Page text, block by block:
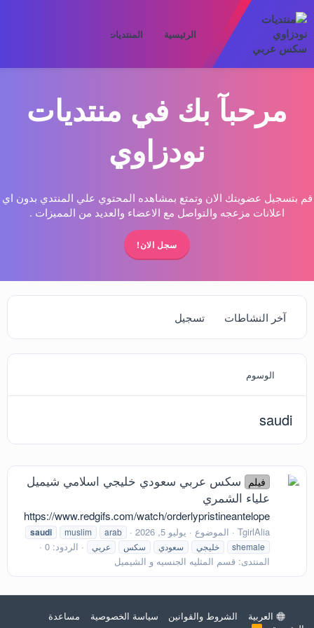
الرئيسية المنتديات
مرحبآ بك في منتديات
نودزاوي
قم بتسجيل عضويتك الان وتمتع بمشاهده المحتوي علي المنتدي بدون اي
اعلانات مزعجه والتواصل مع الاعضاء والعديد من المميزات .
سجل الان!
آخر النشاطات تسجيل
الوسوم
saudi
فيلم سكس عربي سعودي خليجي اسلامي شيميل
علياء الشمري
https://www.redgifs.com/watch/orderlypristineantelope
TgirlAlia الموضوع يوليو 5, 2026 arab
muslim
saudi
shemale خليجي سعودي سكس عربي
الردود: 0
المنتدى: قسم المثليه الجنسيه و الشيميل
العربية الشروط والقوانين سياسة الخصوصية
مساعدة